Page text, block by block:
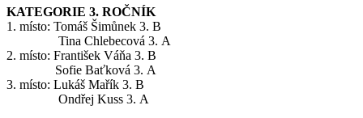
KATEGORIE 3. ROČNÍK
1. místo: Tomáš Šimůnek 3. B
Tina Chlebecová 3. A
2. místo: František Váňa 3. B
Sofie Baťková 3. A
3. místo: Lukáš Mařík 3. B
Ondřej Kuss 3. A